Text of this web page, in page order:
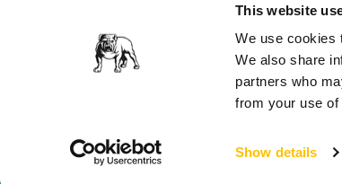
This website
We use cookies
We also share
partners who
from your use
Show details
Creemos que estás en United States. ¿Quieres visitar la